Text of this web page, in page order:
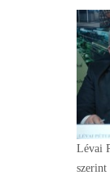
Lévai
szerint